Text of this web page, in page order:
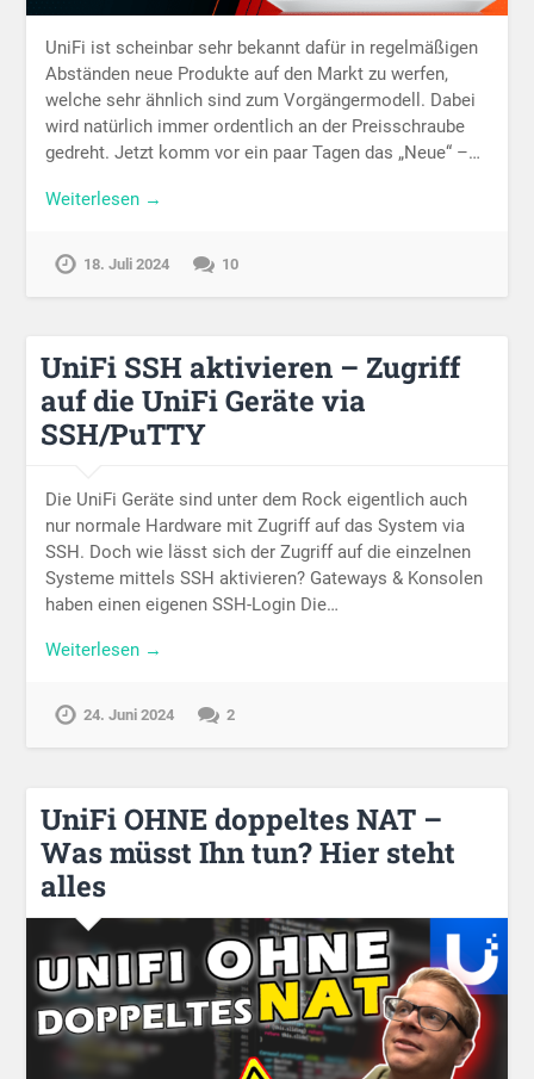
UniFi ist scheinbar sehr bekannt dafür in regelmäßigen
Abständen neue Produkte auf den Markt zu werfen,
welche sehr ähnlich sind zum Vorgängermodell. Dabei
wird natürlich immer ordentlich an der Preisschraube
gedreht. Jetzt komm vor ein paar Tagen das „Neue“ –…
Weiterlesen →
18. Juli 2024 10
UniFi SSH aktivieren – Zugriff
auf die UniFi Geräte via
SSH/PuTTY
Die UniFi Geräte sind unter dem Rock eigentlich auch
nur normale Hardware mit Zugriff auf das System via
SSH. Doch wie lässt sich der Zugriff auf die einzelnen
Systeme mittels SSH aktivieren? Gateways & Konsolen
haben einen eigenen SSH-Login Die…
Weiterlesen →
24. Juni 2024 2
UniFi OHNE doppeltes NAT –
Was müsst Ihn tun? Hier steht
alles